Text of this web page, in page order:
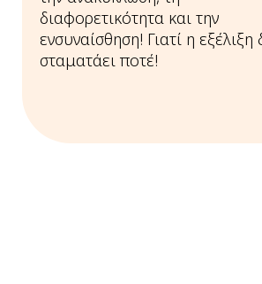
διαφορετικότητα και την
ενσυναίσθηση! Γιατί η εξέλιξη
σταματάει ποτέ!